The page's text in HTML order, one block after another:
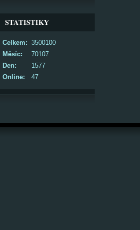
STATISTIKY
Online: 47
Celkem: 3500100
Měsíc:
70107
Den:
1577